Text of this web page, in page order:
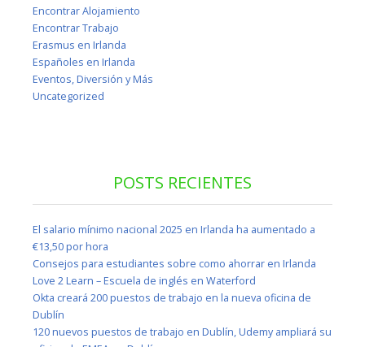
Encontrar Alojamiento
Encontrar Trabajo
Erasmus en Irlanda
Españoles en Irlanda
Eventos, Diversión y Más
Uncategorized
POSTS RECIENTES
El salario mínimo nacional 2025 en Irlanda ha aumentado a
€13,50 por hora
Consejos para estudiantes sobre como ahorrar en Irlanda
Love 2 Learn – Escuela de inglés en Waterford
Okta creará 200 puestos de trabajo en la nueva oficina de
Dublín
120 nuevos puestos de trabajo en Dublín, Udemy ampliará su